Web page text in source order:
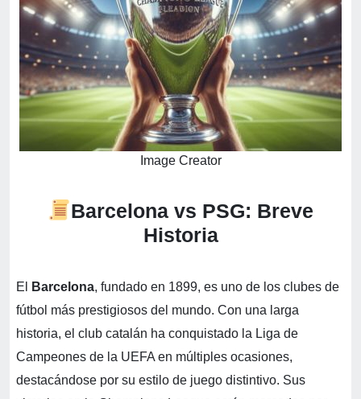
Image Creator
Barcelona vs PSG: Breve
Historia
El Barcelona, fundado en 1899, es uno de los clubes de
fútbol más prestigiosos del mundo. Con una larga
historia, el club catalán ha conquistado la Liga de
Campeones de la UEFA en múltiples ocasiones,
destacándose por su estilo de juego distintivo. Sus